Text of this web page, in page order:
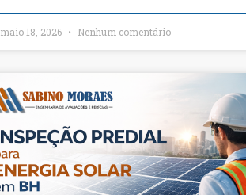
maio 18, 2026 Nenhum comentário